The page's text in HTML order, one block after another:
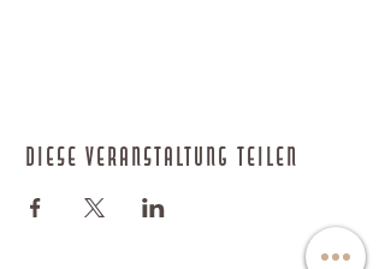
Diese Veranstaltung teilen